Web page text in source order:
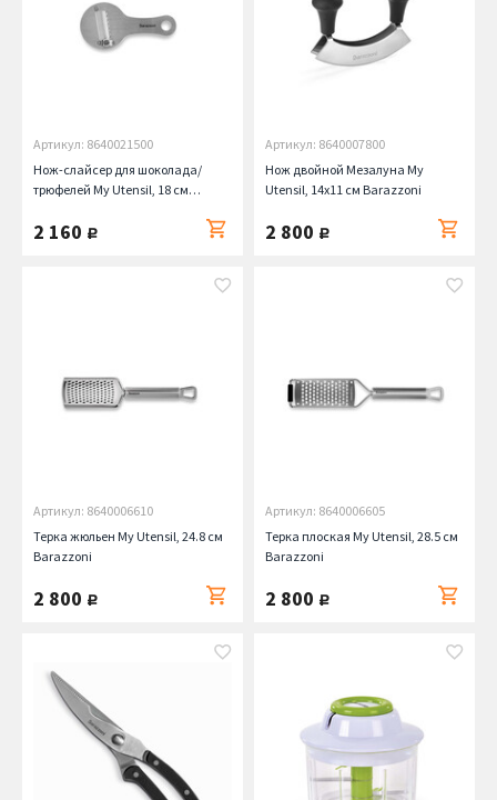
Артикул: 8640021500
Нож-слайсер для шоколада/
трюфелей My Utensil, 18 см
2 160 руб.
Артикул: 8640007800
Нож двойной Мезалуна My
Utensil, 14х11 см Barazzoni
2 800 руб.
Артикул: 8640006610
Терка жюльен My Utensil, 24.8 см
Barazzoni
2 800 руб.
Артикул: 8640006605
Терка плоская My Utensil, 28.5 см
Barazzoni
2 800 руб.